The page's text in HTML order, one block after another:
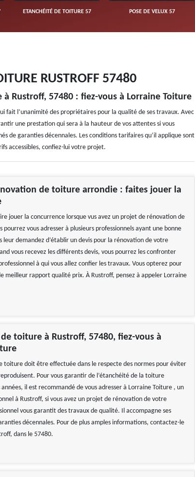
ETANCHÉITÉ DE TOITURE 57 POSE DE VELUX 57
RUSTROFF 57480
Rustroff, 57480 : fiez-vous à Lorraine Toiture
fait l’unanimité des propriétaires pour la qualité de ses travaux. Avec
une prestation qui sera à la hauteur de vos attentes si vous
de garanties décennales. Les conditions tarifaires qu’il applique sont
accessibles, confiez-lui votre projet.
de toiture arrondie : faites jouer la
jouer la concurrence lorsque vus avez un projet de rénovation de
pourrez vous adresser à plusieurs professionnels ayant une bonne
leur demandez d’établir un devis pour la rénovation de votre
vous recevez les différents devis, vous pourrez les confronter
à qui vous allez confier les travaux. Vous opterez pour
meilleur rapport qualité prix. À Rustroff, pensez à appeler Lorraine
toiture à Rustroff, 57480, fiez-vous à
toiture doit être effectuée dans le respecte des normes pour éviter
Pour vous garantir de l’étanchéité de la toiture
il est recommandé de vous adresser à Lorraine Toiture , un
à Rustroff, si vous avez un projet de rénovation de votre
vous garantit des travaux de qualité. Il accompagne ses
décennales. Pour de plus amples informations, contactez-le
dans le 57480.